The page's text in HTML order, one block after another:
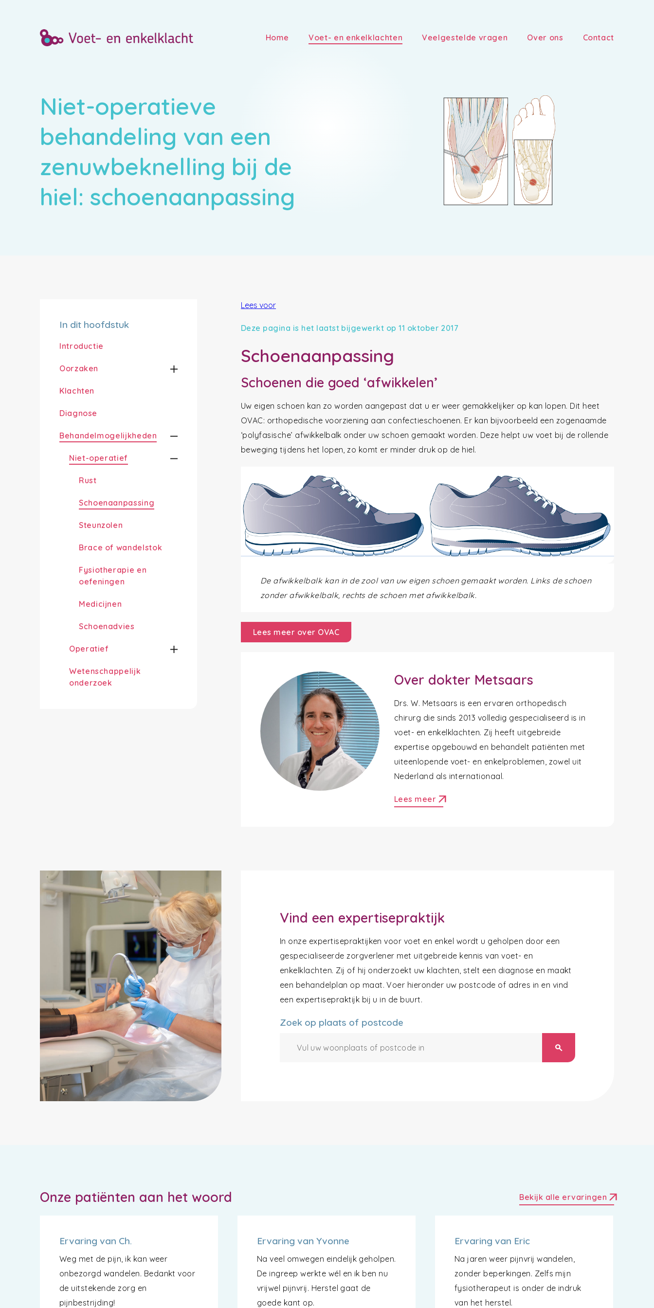
Home Voet- en enkelklachten Veelgestelde vragen Over ons Contact
Niet-operatieve
behandeling van een
zenuwbeknelling bij de
hiel: schoenaanpassing
In dit hoofdstuk
Introductie
Oorzaken
Klachten
Diagnose
Behandelmogelijkheden
Niet-operatief
Rust
Schoenaanpassing
Steunzolen
Brace of wandelstok
Fysiotherapie en
oefeningen
Medicijnen
Schoenadvies
Operatief
Wetenschappelijk
onderzoek
Lees voor
Deze pagina is het laatst bijgewerkt op 11 oktober 2017
Schoenaanpassing
Schoenen die goed ‘afwikkelen’
Uw eigen schoen kan zo worden aangepast dat u er weer gemakkelijker op kan lopen. Dit heet
OVAC: orthopedische voorziening aan confectieschoenen. Er kan bijvoorbeeld een zogenaamde
‘polyfasische’ afwikkelbalk onder uw schoen gemaakt worden. Deze helpt uw voet bij de rollende
beweging tijdens het lopen, zo komt er minder druk op de hiel.
De afwikkelbalk kan in de zool van uw eigen schoen gemaakt worden. Links de schoen
zonder afwikkelbalk, rechts de schoen met afwikkelbalk.
Lees meer over OVAC
Over dokter Metsaars
Drs. W. Metsaars is een ervaren orthopedisch
chirurg die sinds 2013 volledig gespecialiseerd is in
voet- en enkelklachten. Zij heeft uitgebreide
expertise opgebouwd en behandelt patiënten met
uiteenlopende voet- en enkelproblemen, zowel uit
Nederland als internationaal.
Lees meer arrow_outward
Vind een expertisepraktijk
In onze expertisepraktijken voor voet en enkel wordt u geholpen door een
gespecialiseerde zorgverlener met uitgebreide kennis van voet- en
enkelklachten. Zij of hij onderzoekt uw klachten, stelt een diagnose en maakt
een behandelplan op maat. Voer hieronder uw postcode of adres in en vind
een expertisepraktijk bij u in de buurt.
Zoek op plaats of postcode
search
Onze patiënten aan het woord Bekijk alle ervaringen arrow_outward
Ervaring van Ch.
Weg met de pijn, ik kan weer
onbezorgd wandelen. Bedankt voor
de uitstekende zorg en
pijnbestrijding!
Ervaring van Yvonne
Na veel omwegen eindelijk geholpen.
De ingreep werkte wél en ik ben nu
vrijwel pijnvrij. Herstel gaat de
goede kant op.
Ervaring van Eric
Na jaren weer pijnvrij wandelen,
zonder beperkingen. Zelfs mijn
fysiotherapeut is onder de indruk
van het herstel.